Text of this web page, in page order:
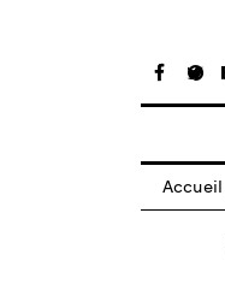
Accueil